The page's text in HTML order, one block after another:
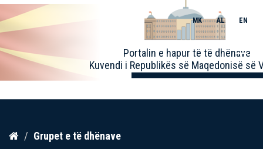
Kalo
Portalin e hapur të të dhënave
Kuvendi i Republikës së Maqedonisë së
MK AL EN
Toggle
Grupet e të dhënave